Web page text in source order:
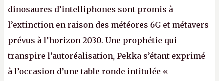
dinosaures d’intelliphones sont promis à
l’extinction en raison des météores 6G et métavers
prévus à l’horizon 2030. Une prophétie qui
transpire l’autoréalisation, Pekka s’étant exprimé
à l’occasion d’une table ronde intitulée «